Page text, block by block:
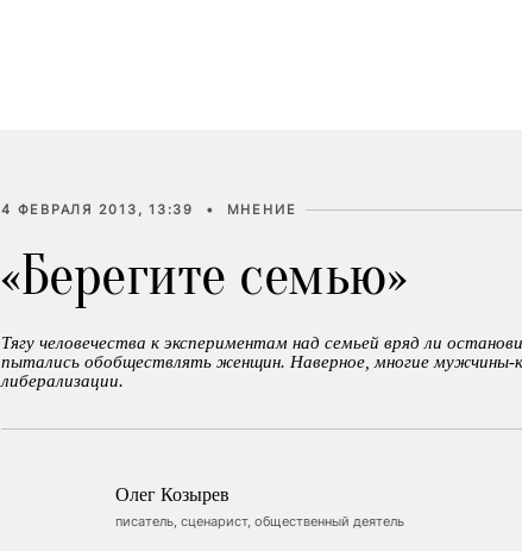
4 ФЕВРАЛЯ 2013, 13:39 • МНЕНИЕ
«Берегите семью»
Тягу человечества к экспериментам над семьей вряд ли
пытались обобществлять женщин. Наверное, многие мужчины-
либерализации.
Олег Козырев
писатель, сценарист, общественный деятель